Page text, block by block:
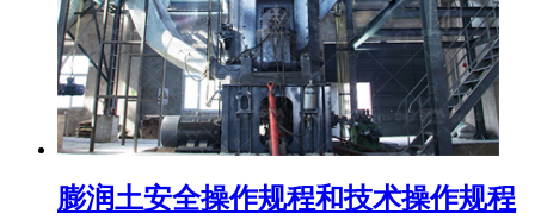
膨润土安全操作规程和技术操作规程